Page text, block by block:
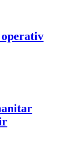
operativ